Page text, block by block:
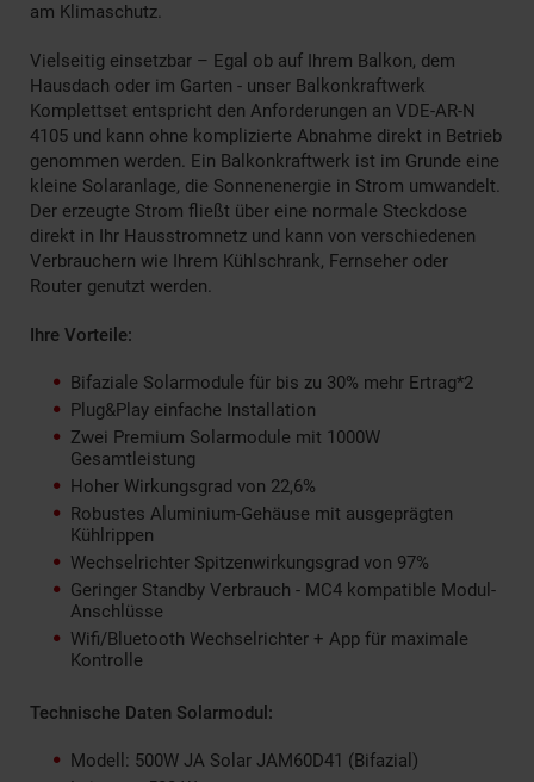
am Klimaschutz.
Vielseitig einsetzbar – Egal ob auf Ihrem Balkon, dem
Hausdach oder im Garten - unser Balkonkraftwerk
Komplettset entspricht den Anforderungen an VDE-AR-N
4105 und kann ohne komplizierte Abnahme direkt in Betrieb
genommen werden. Ein Balkonkraftwerk ist im Grunde eine
kleine Solaranlage, die Sonnenenergie in Strom umwandelt.
Der erzeugte Strom fließt über eine normale Steckdose
direkt in Ihr Hausstromnetz und kann von verschiedenen
Verbrauchern wie Ihrem Kühlschrank, Fernseher oder
Router genutzt werden.
Ihre Vorteile:
Bifaziale Solarmodule für bis zu 30% mehr Ertrag*2
Plug&Play einfache Installation
Zwei Premium Solarmodule mit 1000W
Gesamtleistung
Hoher Wirkungsgrad von 22,6%
Robustes Aluminium-Gehäuse mit ausgeprägten
Kühlrippen
Wechselrichter Spitzenwirkungsgrad von 97%
Geringer Standby Verbrauch - MC4 kompatible Modul-
Anschlüsse
Wifi/Bluetooth Wechselrichter + App für maximale
Kontrolle
Technische Daten Solarmodul:
Modell: 500W JA Solar JAM60D41 (Bifazial)